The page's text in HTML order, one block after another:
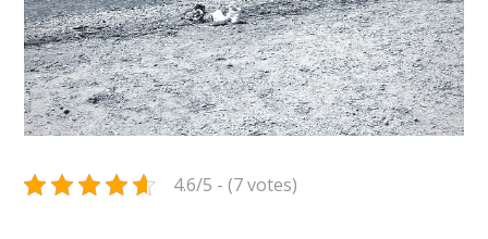
4.6/5 - (7 votes)